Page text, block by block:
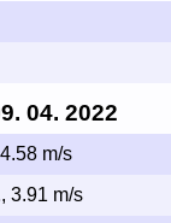
04. 2022
m/s
3.91 m/s